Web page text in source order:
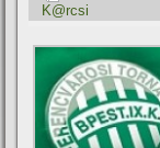
K@rcsi